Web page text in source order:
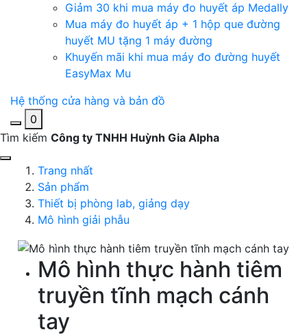
Giảm 30 khi mua máy đo huyết áp Medally
Mua máy đo huyết áp + 1 hộp que đường
huyết MU tặng 1 máy đường
Khuyến mãi khi mua máy đo đường huyết
EasyMax Mu
Hệ thống cửa hàng và bản đồ
0
Tìm kiếm Công ty TNHH Huỳnh Gia Alpha
Trang nhất
Sản phẩm
Thiết bị phòng lab, giảng dạy
Mô hình giải phẫu
Mô hình thực hành tiêm
truyền tĩnh mạch cánh
tay